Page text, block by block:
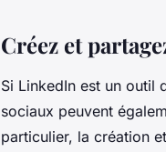
Créez et
Si LinkedIn est un outil
sociaux peuvent
particulier, la création